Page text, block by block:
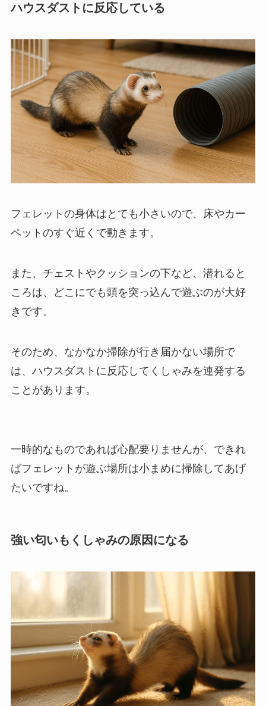
ハウスダストに反応している
フェレットの身体はとても小さいので、床やカー
ペットのすぐ近くで動きます。
また、チェストやクッションの下など、潜れると
ころは、どこにでも頭を突っ込んで遊ぶのが大好
きです。
そのため、 なかなか掃除が行き届かない場所で
は、ハウスダストに反応してくしゃみを連発する
ことがあります。
一時的なものであれば心配要りませんが、できれ
ばフェレットが遊ぶ場所は小まめに掃除してあげ
たいですね。
強い匂いもくしゃみの原因になる